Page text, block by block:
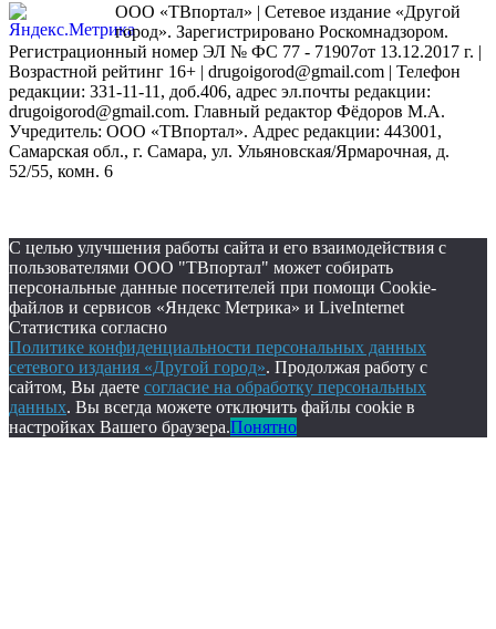
ООО «ТВпортал» | Сетевое издание «Другой
город». Зарегистрировано Роскомнадзором.
Регистрационный номер ЭЛ № ФС 77 - 71907от 13.12.2017 г. |
Возрастной рейтинг 16+ | drugoigorod@gmail.com | Телефон
редакции: 331-11-11, доб.406, адрес эл.почты редакции:
drugoigorod@gmail.com. Главный редактор Фёдоров М.А.
Учредитель: ООО «ТВпортал». Адрес редакции: 443001,
Самарская обл., г. Самара, ул. Ульяновская/Ярмарочная, д.
52/55, комн. 6
С целью улучшения работы сайта и его взаимодействия с
пользователями ООО "ТВпортал" может собирать
персональные данные посетителей при помощи Cookie-
файлов и сервисов «Яндекс Метрика» и LiveInternet
Статистика согласно
Политике конфиденциальности персональных данных
сетевого издания «Другой город». Продолжая работу с
сайтом, Вы даете согласие на обработку персональных
данных. Вы всегда можете отключить файлы cookie в
настройках Вашего браузера.Понятно